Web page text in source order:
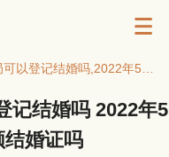
2022年5月7日民政局可以登记结婚吗,2022年5月7日民政局能领结婚证吗
记结婚吗 2022年5
结婚证吗